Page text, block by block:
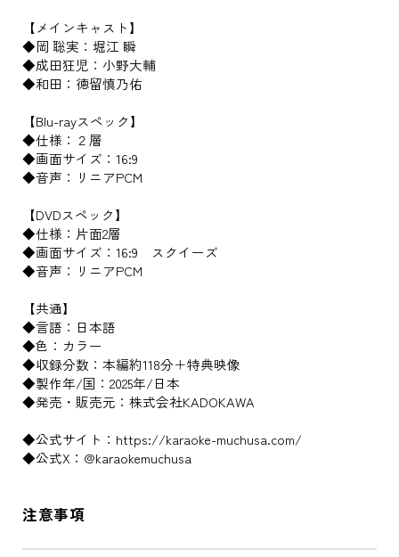
【メインキャスト】
◆岡 聡実：堀江 瞬
◆成田狂児：小野大輔
◆和田：徳留慎乃佑
【Blu-rayスペック】
◆仕様：２層
◆画面サイズ：16:9
◆音声：リニアPCM
【DVDスペック】
◆仕様：片面2層
◆画面サイズ：16:9 スクイーズ
◆音声：リニアPCM
【共通】
◆言語：日本語
◆色：カラー
◆収録分数：本編約118分＋特典映像
◆製作年/国：2025年/日本
◆発売・販売元：株式会社KADOKAWA
◆公式サイト：https://karaoke-muchusa.com/
◆公式X：@karaokemuchusa
注意事項